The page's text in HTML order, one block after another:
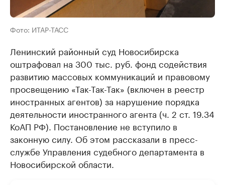
Фото: ИТАР-ТАСС
Ленинский районный суд Новосибирска
оштрафовал на 300 тыс. руб. фонд содействия
развитию массовых коммуникаций и правовому
просвещению «Так-Так-Так» (включен в реестр
иностранных агентов) за нарушение порядка
деятельности иностранного агента (ч. 2 ст. 19.34
КоАП РФ). Постановление не вступило в
законную силу. Об этом рассказали в пресс-
службе Управления судебного департамента в
Новосибирской области.